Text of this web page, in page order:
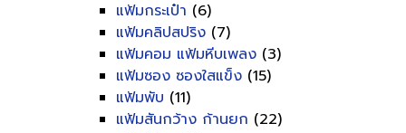
แฟ้มกระเป๋า (6)
แฟ้มคลิปสปริง (7)
แฟ้มคอม แฟ้มหีบเพลง (3)
แฟ้มซอง ซองใสแข็ง (15)
แฟ้มพับ (11)
แฟ้มสันกว้าง ก้านยก (22)